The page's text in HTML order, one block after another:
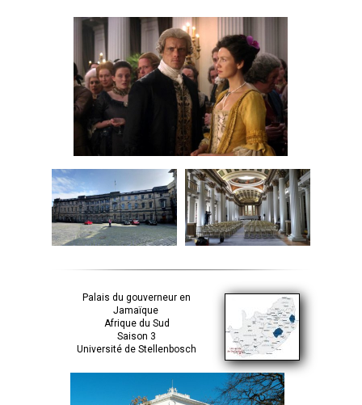
Palais du gouverneur en
Jamaïque
Afrique du Sud
Saison 3
Université de Stellenbosch